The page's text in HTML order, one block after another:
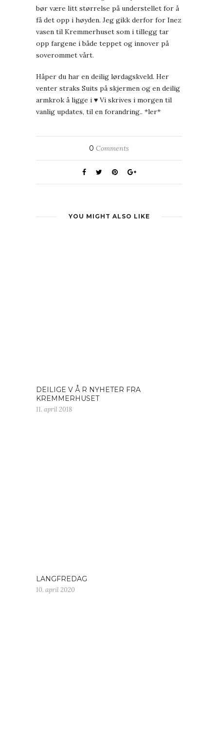
bør være litt størrelse på understellet for å
få det opp i høyden. Jeg gikk derfor for Inez
vasen til Kremmerhuset som i tillegg tar
opp fargene i både teppet og innover på
soverommet vårt.
Håper du har en deilig lørdagskveld. Her
venter straks Suits på skjermen og en deilig
armkrok å ligge i ♥ Vi skrives i morgen til
vanlig updates, til en forandring.. *ler*
0 Comments
YOU MIGHT ALSO LIKE
DEILIGE V Å R NYHETER FRA
KREMMERHUSET
11. april 2018
LANGFREDAG
10. april 2020